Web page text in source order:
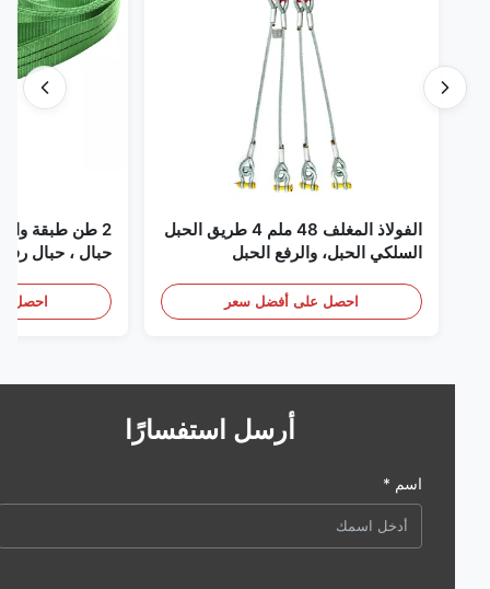
الفولاذ المغلف 48 ملم 4 طريق الحبل
السلكي الحبل، والرفع الحبل
احصل على أفضل سعر
2 طن طبقة واحدة
حبال ، حبال رفع لا
احصل على
أرسل استفسارًا
اسم *